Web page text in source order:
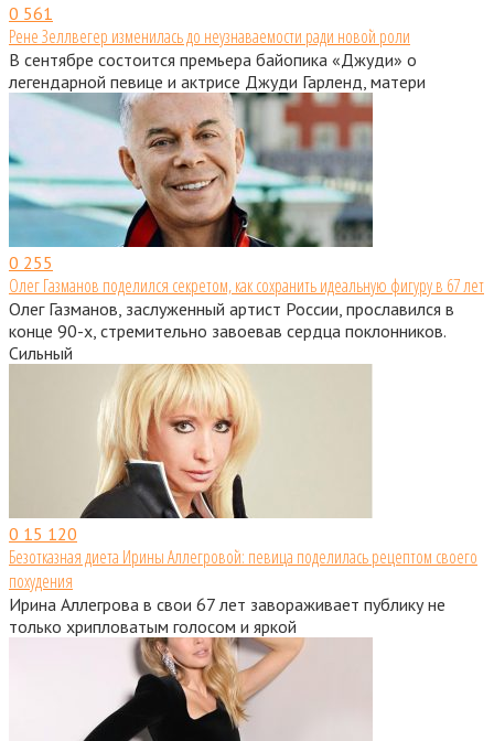
0 561
Рене Зеллвегер изменилась до неузнаваемости ради новой роли
В сентябре состоится премьера байопика «Джуди» о
легендарной певице и актрисе Джуди Гарленд, матери
0 255
Олег Газманов поделился секретом, как сохранить идеальную фигуру в 67 лет
Олег Газманов, заслуженный артист России, прославился в
конце 90-х, стремительно завоевав сердца поклонников.
Сильный
0 15 120
Безотказная диета Ирины Аллегровой: певица поделилась рецептом своего
похудения
Ирина Аллегрова в свои 67 лет завораживает публику не
только хрипловатым голосом и яркой